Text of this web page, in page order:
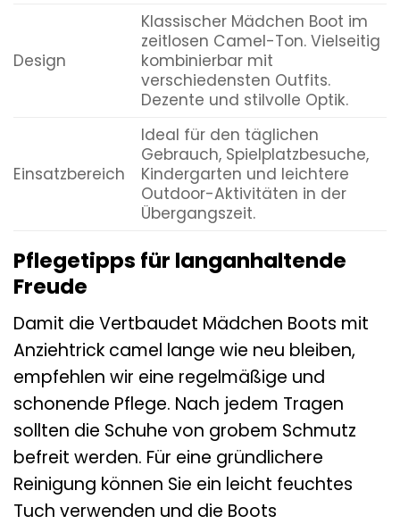
Design
Klassischer Mädchen Boot im
zeitlosen Camel-Ton. Vielseitig
kombinierbar mit
verschiedensten Outfits.
Dezente und stilvolle Optik.
Einsatzbereich
Ideal für den täglichen
Gebrauch, Spielplatzbesuche,
Kindergarten und leichtere
Outdoor-Aktivitäten in der
Übergangszeit.
Pflegetipps für langanhaltende
Freude
Damit die Vertbaudet Mädchen Boots mit
Anziehtrick camel lange wie neu bleiben,
empfehlen wir eine regelmäßige und
schonende Pflege. Nach jedem Tragen
sollten die Schuhe von grobem Schmutz
befreit werden. Für eine gründlichere
Reinigung können Sie ein leicht feuchtes
Tuch verwenden und die Boots